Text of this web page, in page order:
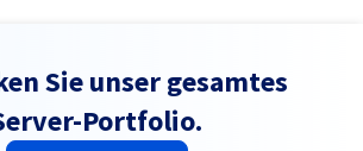
Sie unser gesamtes
Portfolio.